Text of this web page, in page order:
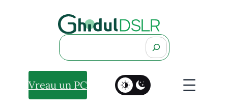
Search
Vreau un PC